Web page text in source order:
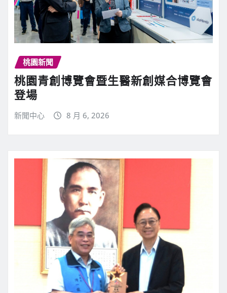
桃園新聞
桃園青創博覽會暨生醫新創媒合博覽會
登場
新聞中心 8 月 6, 2026